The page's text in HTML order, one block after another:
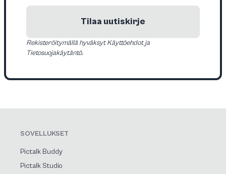
Tilaa uutiskirje
Rekisteröitymällä hyväksyt Käyttöehdot ja
Tietosuojakäytäntö.
SOVELLUKSET
Pictalk Buddy
Pictalk Studio